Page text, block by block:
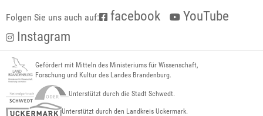
Folgen Sie uns auch auf: facebook
YouTube
Instagram
Gefördert mit Mitteln des Ministeriums für Wissenschaft,
Forschung und Kultur des Landes Brandenburg.
Unterstützt durch die Stadt Schwedt.
Unterstützt durch den Landkreis Uckermark.